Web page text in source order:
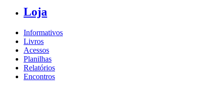
Loja
Informativos
Livros
Acessos
Planilhas
Relatórios
Encontros